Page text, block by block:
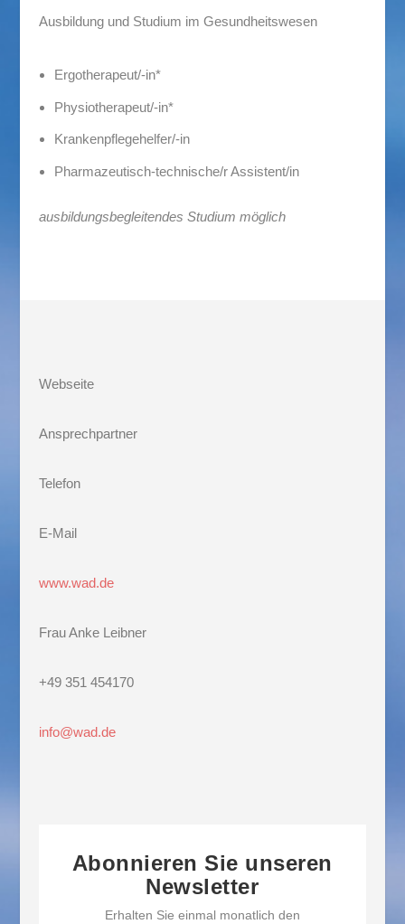
Ausbildung und Studium im Gesundheitswesen
Ergotherapeut/-in*
Physiotherapeut/-in*
Krankenpflegehelfer/-in
Pharmazeutisch-technische/r Assistent/in
ausbildungsbegleitendes Studium möglich
Webseite
Ansprechpartner
Telefon
E-Mail
www.wad.de
Frau Anke Leibner
+49 351 454170
info@wad.de
Abonnieren Sie unseren
Newsletter
Erhalten Sie einmal monatlich den